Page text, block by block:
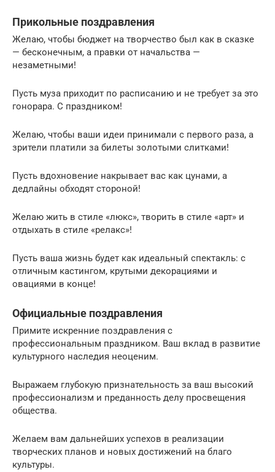
Прикольные поздравления
Желаю, чтобы бюджет на творчество был как в сказке
— бесконечным, а правки от начальства —
незаметными!
Пусть муза приходит по расписанию и не требует за это
гонорара. С праздником!
Желаю, чтобы ваши идеи принимали с первого раза, а
зрители платили за билеты золотыми слитками!
Пусть вдохновение накрывает вас как цунами, а
дедлайны обходят стороной!
Желаю жить в стиле «люкс», творить в стиле «арт» и
отдыхать в стиле «релакс»!
Пусть ваша жизнь будет как идеальный спектакль: с
отличным кастингом, крутыми декорациями и
овациями в конце!
Официальные поздравления
Примите искренние поздравления с
профессиональным праздником. Ваш вклад в развитие
культурного наследия неоценим.
Выражаем глубокую признательность за ваш высокий
профессионализм и преданность делу просвещения
общества.
Желаем вам дальнейших успехов в реализации
творческих планов и новых достижений на благо
культуры.